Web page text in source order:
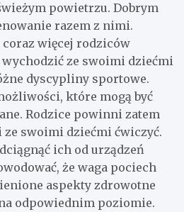
powietrzu. Dobrym
razem z nimi.
więcej rodziców
wychodzić ze swoimi dziećmi
dyscypliny sportowe.
które mogą być
Rodzice powinni zatem
ze swoimi dziećmi ćwiczyć.
ich od urządzeń
że waga pociech
aspekty zdrowotne
odpowiednim poziomie.